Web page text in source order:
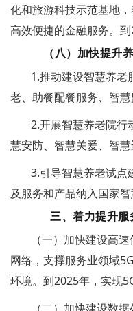
化和旅游科技示范基地
高效便捷的金融服务。
（八）加快提升
1.推动建设智慧养
老、助餐配餐服务、智
2.开展智慧养老院行
慧安防、智慧关爱、智
3.引导智慧养老试点
及服务和产品纳入国家
三、着力提升服
（一）加快建设高
网络，支撑服务业领域
环境。到2025年，实现